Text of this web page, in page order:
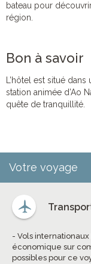
bateau pour
région.
Bon à savoir
L’hôtel est situé
station animée d’Ao
quête de tranquillité.
Votre voyage
- Vols
économique sur
possibles pour ce